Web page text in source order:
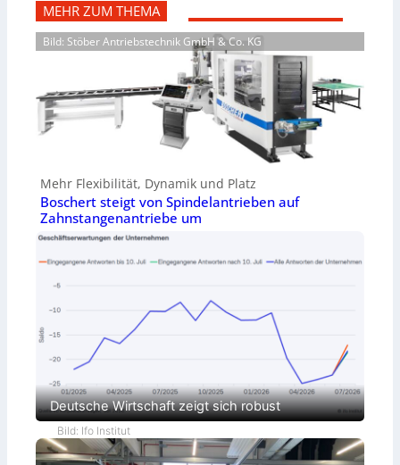
MEHR ZUM THEMA
Bild: Stöber Antriebstechnik GmbH & Co. KG
Mehr Flexibilität, Dynamik und Platz
Boschert steigt von Spindelantrieben auf
Zahnstangenantriebe um
Deutsche Wirtschaft zeigt sich robust
Bild: Ifo Institut